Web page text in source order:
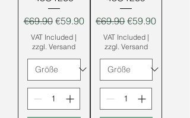
Regular Price
€69.90 Sale Price
€59.90
VAT Included |
zzgl. Versand
Regular Price
€69.90Sale Price
€59.90
VAT Included|
zzgl. Versand